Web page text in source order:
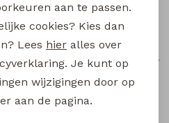
City Life
804275 W20019 dames Jurk Bruin
14,99 19,99
aan te passen.
cookies? Kies dan
Lees hier alles over
Je kunt op
wijzigingen door op
aan de pagina.